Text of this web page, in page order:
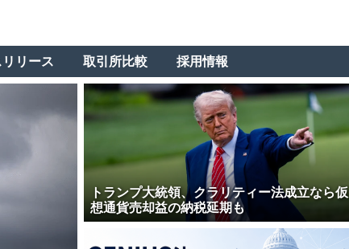
リース 取引所比較 採用情報
トランプ大統領、クラリティー法成立なら仮
想通貨売却益の納税延期も